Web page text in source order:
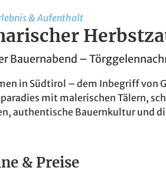
& Aufenthalt
Bauernabend –
in Südtirol – dem Inbegriff von
mit malerischen Tälern,
authentische Bauernkultur und
& Preise